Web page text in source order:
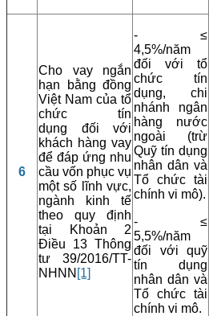
6
Cho vay ngắn
hạn bằng đồng
Việt Nam của tổ
chức tín
dụng đối với
khách hàng vay
để đáp ứng nhu
cầu vốn phục vụ
một số lĩnh vực,
ngành kinh tế
theo quy định
tại Khoản 2
Điều 13 Thông
tư 39/2016/TT-
NHNN [1]
- ≤
4,5%/năm
đối với tổ
chức tín
dụng, chi
nhánh ngân
hàng nước
ngoài (trừ
Quỹ tín dụng
nhân dân và
Tổ chức tài
chính vi mô).
- ≤
5,5%/năm
đối với quỹ
tín dụng
nhân dân và
Tổ chức tài
chính vi mô.